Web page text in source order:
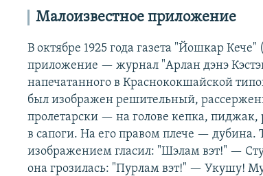
Малоизвестное приложение
В октябре 1925 года газета "Йошкар
приложение — журнал "Арлан дэнэ
напечатанного в Краснококшайской
был изображен решительный,
пролетарски — на голове кепка,
в сапоги. На его правом плече — дубина.
изображением гласил: "Шэлам вэт!" —
она грозилась: "Пурлам вэт!" — Укушу!